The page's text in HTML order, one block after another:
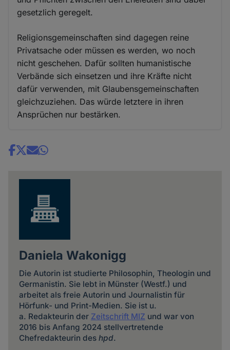
gesetzlich geregelt.
Religionsgemeinschaften sind dagegen reine
Privatsache oder müssen es werden, wo noch
nicht geschehen. Dafür sollten humanistische
Verbände sich einsetzen und ihre Kräfte nicht
dafür verwenden, mit Glaubensgemeinschaften
gleichzuziehen. Das würde letztere in ihren
Ansprüchen nur bestärken.
Share
Daniela Wakonigg
Die Autorin ist studierte Philosophin, Theologin und
Germanistin. Sie lebt in Münster (Westf.) und
arbeitet als freie Autorin und Journalistin für
Hörfunk- und Print-Medien. Sie ist u.
a. Redakteurin der Zeitschrift MIZ und war von
2016 bis Anfang 2024 stellvertretende
Chefredakteurin des hpd.